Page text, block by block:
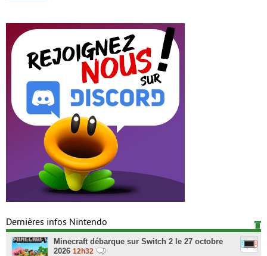
Dernières infos Nintendo
Minecraft débarque sur Switch 2 le 27 octobre
2026 12h32